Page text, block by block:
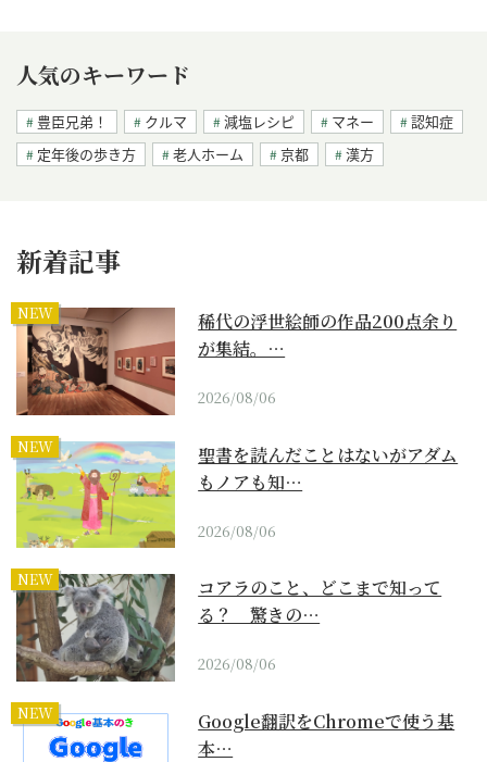
人気のキーワード
豊臣兄弟！ クルマ 減塩レシピ マネー
認知症
定年後の歩き方
老人ホーム 京都 漢方
新着記事
NEW
稀代の浮世絵師の作品200点余り
が集結。…
2026/08/06
NEW
聖書を読んだことはないがアダム
もノアも知…
2026/08/06
NEW
コアラのこと、どこまで知って
る？ 驚きの…
2026/08/06
NEW
Google翻訳をChromeで使う基
本…